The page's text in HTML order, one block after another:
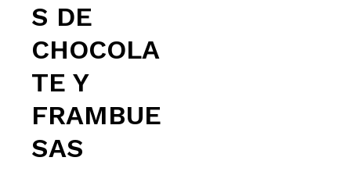
S DE
CHOCOLA
TE Y
FRAMBUE
SAS